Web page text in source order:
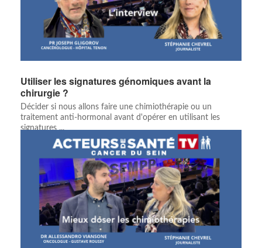
Utiliser les signatures génomiques avant la
chirurgie ?
Décider si nous allons faire une chimiothérapie ou un
traitement anti-hormonal avant d'opérer en utilisant les
signatures ...